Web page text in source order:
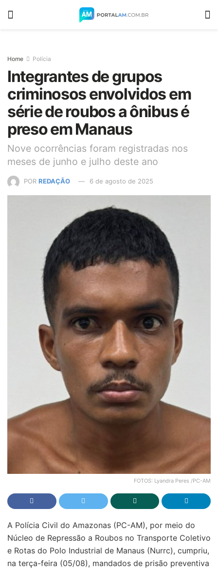
Home Polícia
Integrantes de grupos
criminosos envolvidos em
série de roubos a ônibus é
preso em Manaus
Nove ocorrências foram registradas nos
meses de junho e julho deste ano
POR REDAÇÃO 6 de agosto de 2025
FOTOS: Lyandra Peres /PC-AM
A Polícia Civil do Amazonas (PC-AM), por meio do
Núcleo de Repressão a Roubos no Transporte Coletivo
e Rotas do Polo Industrial de Manaus (Nurrc), cumpriu,
na terça-feira (05/08), mandados de prisão preventiva